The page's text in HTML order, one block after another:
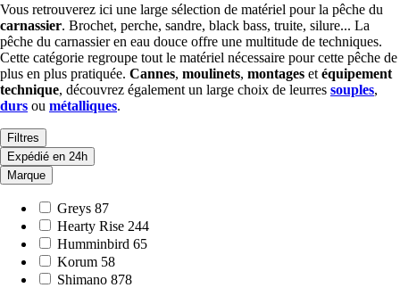
Vous retrouverez ici une large sélection de matériel pour la pêche du
carnassier. Brochet, perche, sandre, black bass, truite, silure... La
pêche du carnassier en eau douce offre une multitude de techniques.
Cette catégorie regroupe tout le matériel nécessaire pour cette pêche de
plus en plus pratiquée. Cannes, moulinets, montages et équipement
technique, découvrez également un large choix de leurres souples,
durs ou métalliques.
Filtres
Expédié en 24h
Marque
Greys 87
Hearty Rise 244
Humminbird 65
Korum 58
Shimano 878